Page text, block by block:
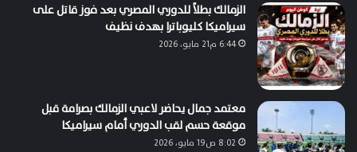
الزمالك بطلاً للدوري المصري بعد فوز قاتل على
سيراميكا كليوباترا بهدف نظيف
6:44 م21 مايو، 2026
معتمد جمال يحاضر لاعبي الزمالك بصرامة قبل
موقعة حسم لقب الدوري أمام سيراميكا
8:02 ص19 مايو، 2026